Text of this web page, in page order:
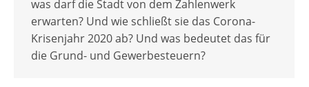
was darf die Stadt von dem Zahlenwerk
erwarten? Und wie schließt sie das Corona-
Krisenjahr 2020 ab? Und was bedeutet das für
die Grund- und Gewerbesteuern?